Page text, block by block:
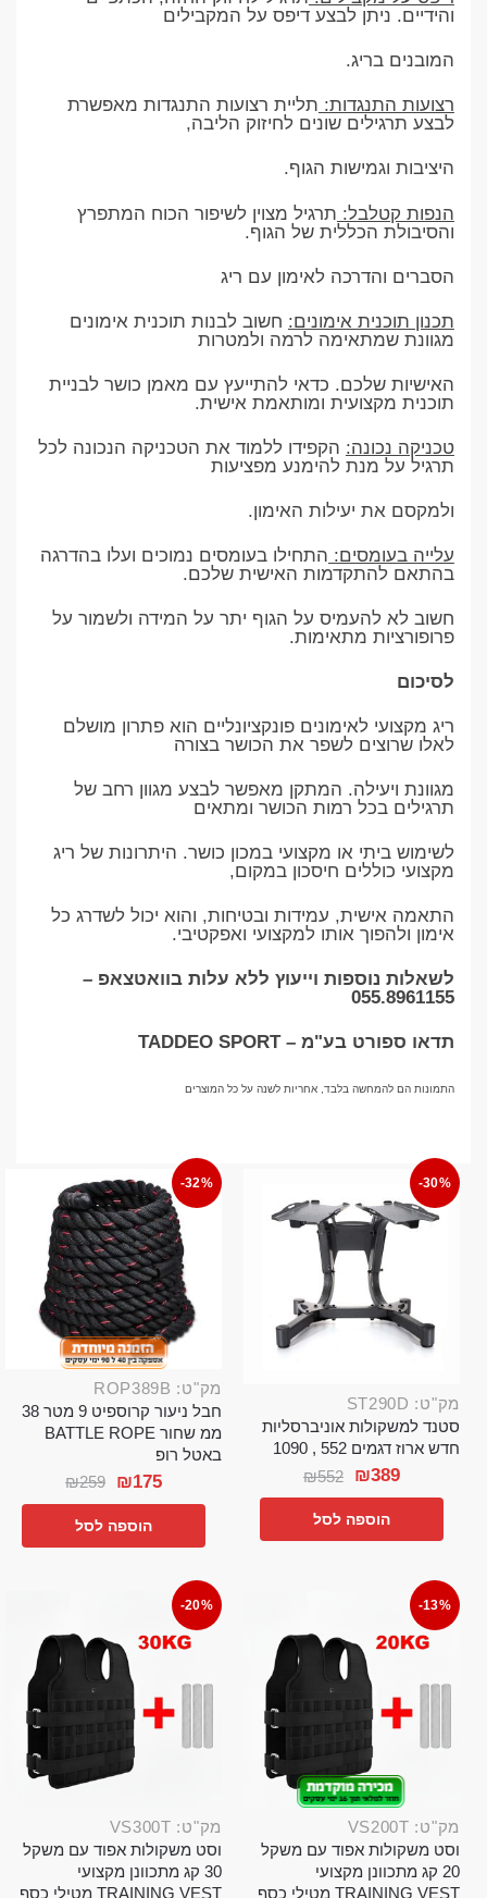
והידיים. ניתן לבצע דיפס על המקבילים
המובנים בריג.
רצועות התנגדות: תליית רצועות התנגדות מאפשרת
לבצע תרגילים שונים לחיזוק הליבה,
היציבות וגמישות הגוף.
הנפות קטלבל: תרגיל מצוין לשיפור הכוח המתפרץ
והסיבולת הכללית של הגוף.
הסברים והדרכה לאימון עם ריג
תכנון תוכנית אימונים: חשוב לבנות תוכנית אימונים
מגוונת שמתאימה לרמה ולמטרות
האישיות שלכם. כדאי להתייעץ עם מאמן כושר לבניית
תוכנית מקצועית ומותאמת אישית.
טכניקה נכונה: הקפידו ללמוד את הטכניקה הנכונה לכל
תרגיל על מנת להימנע מפציעות
ולמקסם את יעילות האימון.
עלייה בעומסים: התחילו בעומסים נמוכים ועלו בהדרגה
בהתאם להתקדמות האישית שלכם.
חשוב לא להעמיס על הגוף יתר על המידה ולשמור על
פרופורציות מתאימות.
לסיכום
ריג מקצועי לאימונים פונקציונליים הוא פתרון מושלם
לאלו שרוצים לשפר את הכושר בצורה
מגוונת ויעילה. המתקן מאפשר לבצע מגוון רחב של
תרגילים בכל רמות הכושר ומתאים
לשימוש ביתי או מקצועי במכון כושר. היתרונות של ריג
מקצועי כוללים חיסכון במקום,
התאמה אישית, עמידות ובטיחות, והוא יכול לשדרג כל
אימון ולהפוך אותו למקצועי ואפקטיבי.
לשאלות נוספות וייעוץ ללא עלות בוואטצאפ –
055.8961155
תדאו ספורט בע"מ – TADDEO SPORT
התמונות הם להמחשה בלבד, אחריות לשנה על כל המוצרים
-30%
מק"ט: ST290D
סטנד למשקולות אוניברסליות
חדש ארוז דגמים 552 , 1090
₪552 ₪389
הוספה לסל
-32%
מק"ט: ROP389B
חבל ניעור קרוספיט 9 מטר 38
ממ שחור BATTLE ROPE
באטל רופ
₪259 ₪175
הוספה לסל
-13%
מק"ט: VS200T
וסט משקולות אפוד עם משקל
20 קג מתכוונן מקצועי
TRAINING VEST מטילי כסף
-20%
מק"ט: VS300T
וסט משקולות אפוד עם משקל
30 קג מתכוונן מקצועי
TRAINING VEST מטילי כסף